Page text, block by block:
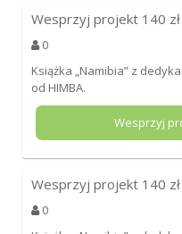
Wesprzyj projekt 140
0
Książka „Namibia” z
od HIMBA.
Wesprzyj
Wesprzyj projekt 140
0